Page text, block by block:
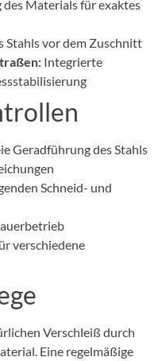
Materials für exaktes
Stahls vor dem Zuschnitt
Integrierte
Geradführung des Stahls
Schneid- und
verschiedene
Verschleiß durch
Eine regelmäßige